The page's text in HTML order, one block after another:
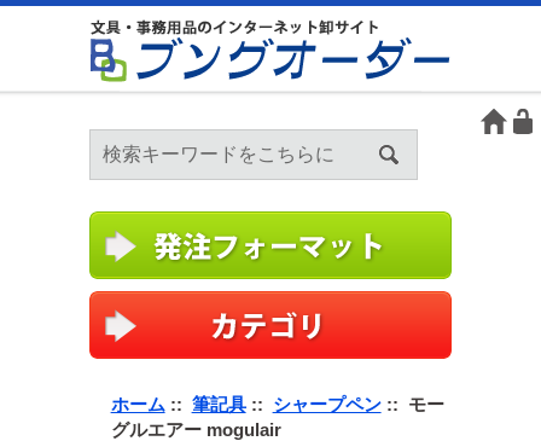
ホーム :: 筆記具:: シャープペン:: モー
グルエアー mogulair